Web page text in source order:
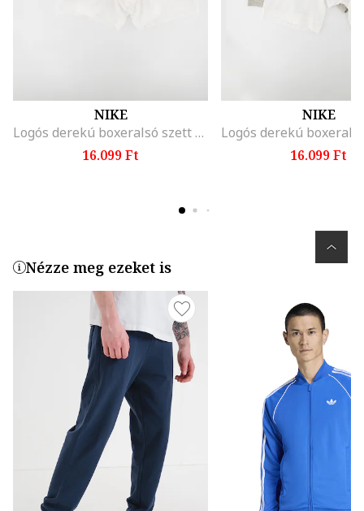
NIKE
Logós derekú boxeralsó szett - 3 db, Fehér/Fekete/Szürke
16.099 Ft
NIKE
16.099 Ft
Nézze meg ezeket is